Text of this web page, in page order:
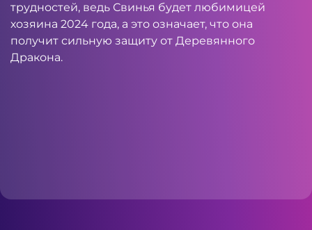
трудностей, ведь Свинья будет любимицей
хозяина 2024 года, а это означает, что она
получит сильную защиту от Деревянного
Дракона.